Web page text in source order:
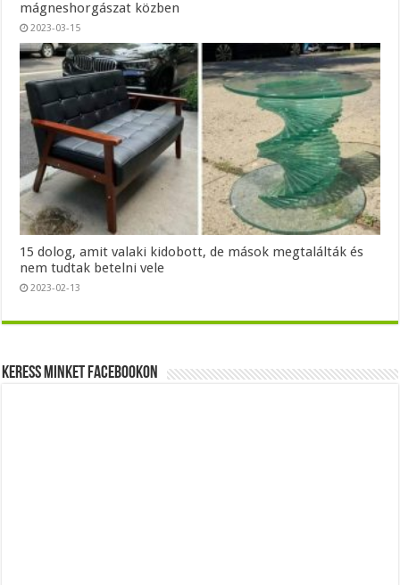
mágneshorgászat közben
2023-03-15
15 dolog, amit valaki kidobott, de mások megtalálták és
nem tudtak betelni vele
2023-02-13
Keress minket Facebookon